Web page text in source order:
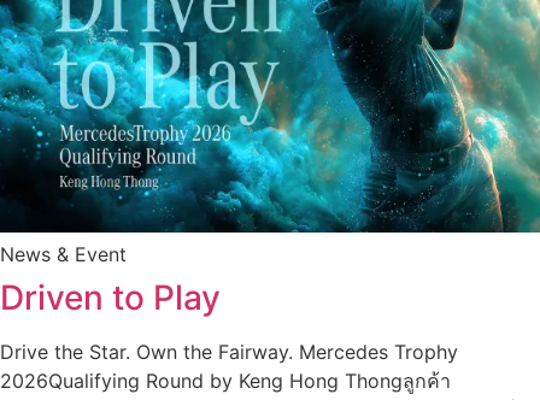
News & Event
Driven to Play
Drive the Star. Own the Fairway. Mercedes Trophy
2026Qualifying Round by Keng Hong Thongลูกค้า